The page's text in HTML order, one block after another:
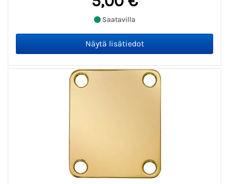
Saatavilla